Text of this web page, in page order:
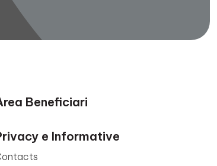
Beneficiari
e Informative